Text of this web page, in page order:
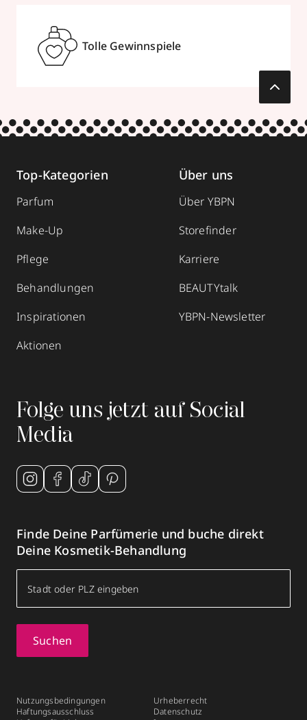
Tolle Gewinnspiele
Top-Kategorien
Parfum
Make-Up
Pflege
Behandlungen
Inspirationen
Aktionen
Über uns
Über YBPN
Storefinder
Karriere
BEAUTYtalk
YBPN-Newsletter
Folge uns jetzt auf Social
Media
Finde Deine Parfümerie und buche direkt
Deine Kosmetik-Behandlung
Suchen
Nutzungsbedingungen
Haftungsausschluss
Urheberrecht
Datenschutz